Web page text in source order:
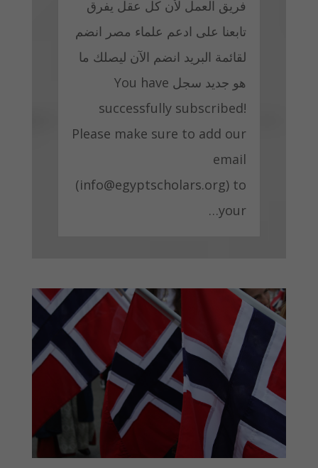
فريق العمل لأن كل عقل يفرق
تابعنا على ادعم علماء مصر انضم
لقائمة البريد انضم الآن ليصلك ما
هو جديد سجل You have
successfully subscribed!
Please make sure to add our
email
(info@egyptscholars.org) to
your…